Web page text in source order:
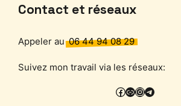
Contact et réseaux
Appeler au06 44 94 08 29
Suivez mon travail via les réseaux:
Facebook
PixelFed
Instagram
Telegram